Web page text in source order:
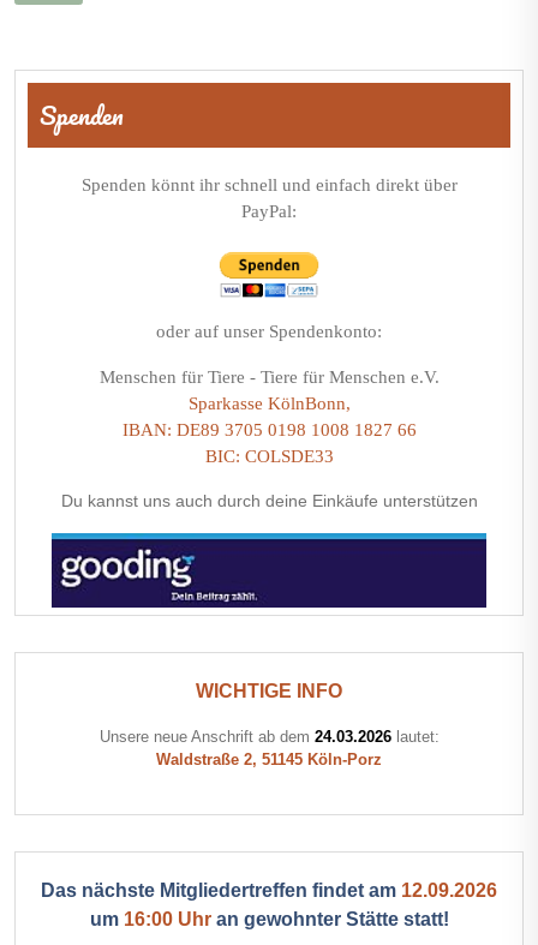
Beitragsnavigation
Spenden
Spenden könnt ihr schnell und einfach direkt über
PayPal:
oder auf unser Spendenkonto:
Menschen für Tiere - Tiere für Menschen e.V.
Sparkasse KölnBonn,
IBAN: DE89 3705 0198 1008 1827 66
BIC: COLSDE33
Du kannst uns auch durch deine Einkäufe unterstützen
WICHTIGE INFO
Unsere neue Anschrift ab dem 24.03.2026lautet:
Waldstraße 2, 51145 Köln-Porz
Das nächste Mitgliedertreffen findet am 12.09.2026
um 16:00 Uhran gewohnter Stätte statt!